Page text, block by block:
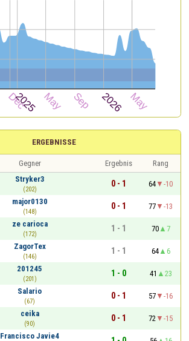
ERGEBNISSE
Gegner Ergebnis
Rang
Stryker3
(202)
0 - 1 64
-10
major0130
(148)
0 - 1 77
-13
ze carioca
(172)
1 - 1 70
7
ZagorTex
(146)
1 - 1 64
6
201245
(201)
1 - 0 41
23
Salario
(67)
0 - 1 57
-16
ceika
(90)
0 - 1 72
-15
Francisco Javie4